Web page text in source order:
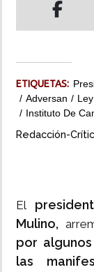
ETIQUETAS:
Adversan
Instituto De
Redacción-
El
Mulino,
por
las